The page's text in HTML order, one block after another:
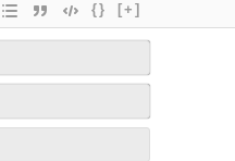
{} [+]